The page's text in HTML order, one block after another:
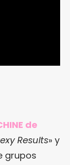
de
Results» y
grupos